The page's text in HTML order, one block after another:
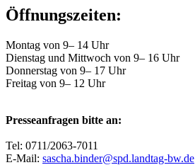
Öffnungszeiten:
Montag von 9– 14 Uhr
Dienstag und Mittwoch von 9– 16 Uhr
Donnerstag von 9– 17 Uhr
Freitag von 9– 12 Uhr
Presseanfragen bitte an:
Tel: 0711/2063-7011
E-Mail: sascha.binder@spd.landtag-bw.de